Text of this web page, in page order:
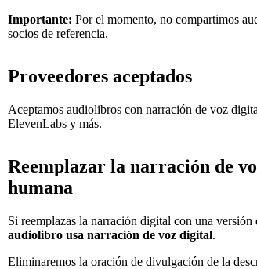
Importante: Por el momento, no compartimos
socios de referencia.
Proveedores aceptados
Aceptamos audiolibros con narración de voz
ElevenLabs y más.
Reemplazar la narración de
humana
Si reemplazas la narración digital con una
audiolibro usa narración de voz digital.
Eliminaremos la oración de divulgación de la